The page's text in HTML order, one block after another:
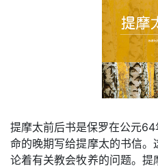
提摩太前后书是保罗在公元
命的晚期写给提摩太的书信
论着有关教会牧养的问题。